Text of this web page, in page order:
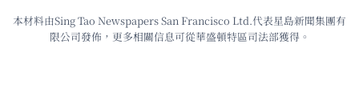
本材料由Sing Tao Newspapers San Francisco Ltd.代表星島新聞集團有
限公司發佈，更多相關信息可從華盛頓特區司法部獲得。